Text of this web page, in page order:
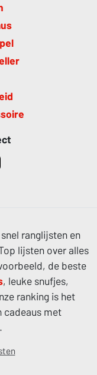
ranglijsten en
lijsten over alles
de beste
, leuke snufjes,
ranking is het
cadeaus met